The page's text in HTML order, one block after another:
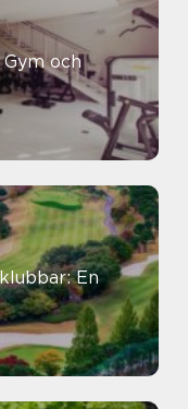
och
En